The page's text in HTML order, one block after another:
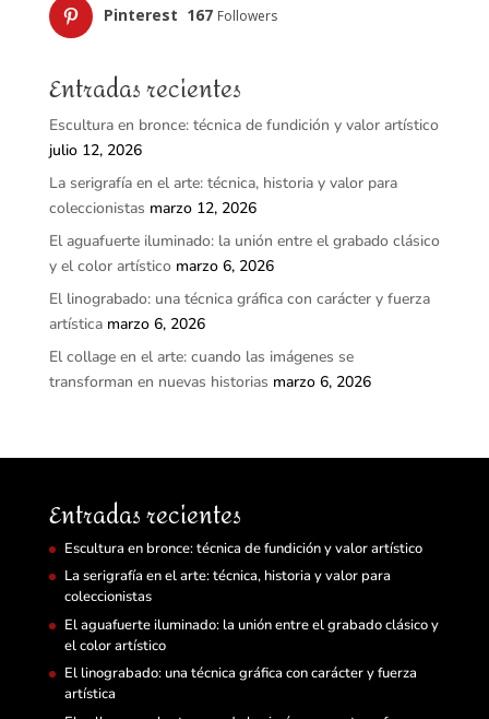
Pinterest 167 Followers
Entradas recientes
Escultura en bronce: técnica de fundición y valor artístico
julio 12, 2026
La serigrafía en el arte: técnica, historia y valor para
coleccionistas marzo 12, 2026
El aguafuerte iluminado: la unión entre el grabado clásico
y el color artístico marzo 6, 2026
El linograbado: una técnica gráfica con carácter y fuerza
artística marzo 6, 2026
El collage en el arte: cuando las imágenes se
transforman en nuevas historias marzo 6, 2026
Entradas recientes
Escultura en bronce: técnica de fundición y valor artístico
La serigrafía en el arte: técnica, historia y valor para
coleccionistas
El aguafuerte iluminado: la unión entre el grabado clásico y
el color artístico
El linograbado: una técnica gráfica con carácter y fuerza
artística